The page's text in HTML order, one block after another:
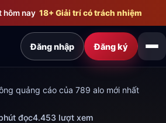
hôm nay 18+ Giải trí có trách nhiệm
Đăng nhập Đăng ký
quảng cáo của 789 alo mới nhất
đọc4.453 lượt xem